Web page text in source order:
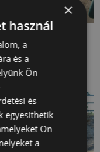
×
használ
a
és a
Ön
és
egyesíthetik
Ön
a